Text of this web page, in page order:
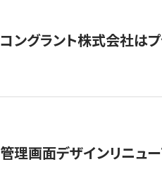
コングラント株式会社は
管理画面デザインリニュ